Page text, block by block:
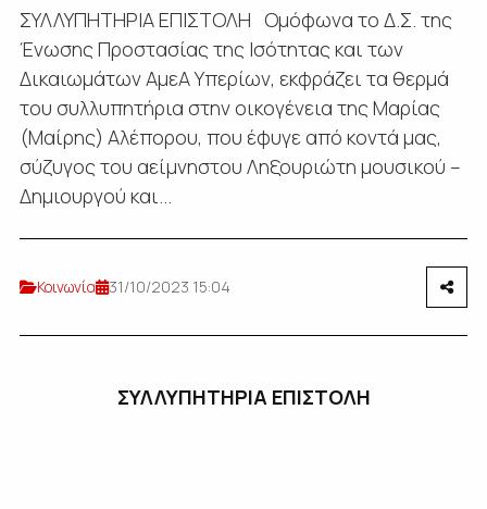
ΣΥΛΛΥΠΗΤΗΡΙΑ ΕΠΙΣΤΟΛΗ Ομόφωνα το Δ.Σ. της
Ένωσης Προστασίας της Ισότητας και των
Δικαιωμάτων ΑμεΑ Υπερίων, εκφράζει τα θερμά
του συλλυπητήρια στην οικογένεια της Μαρίας
(Μαίρης) Αλέπορου, που έφυγε από κοντά μας,
σύζυγος του αείμνηστου Ληξουριώτη μουσικού –
Δημιουργού και...
Κοινωνία 31/10/2023 15:04
ΣΥΛΛΥΠΗΤΗΡΙΑ ΕΠΙΣΤΟΛΗ